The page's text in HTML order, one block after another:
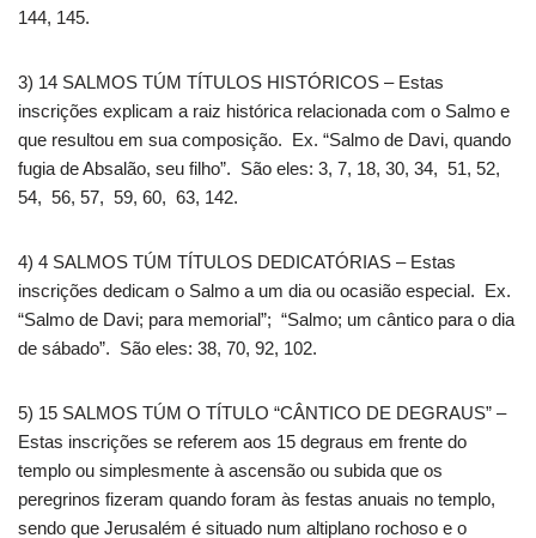
144, 145.
3) 14 SALMOS TÚM TÍTULOS HISTÓRICOS – Estas
inscrições explicam a raiz histórica relacionada com o Salmo e
que resultou em sua composição. Ex. “Salmo de Davi, quando
fugia de Absalão, seu filho”. São eles: 3, 7, 18, 30, 34, 51, 52,
54, 56, 57, 59, 60, 63, 142.
4) 4 SALMOS TÚM TÍTULOS DEDICATÓRIAS – Estas
inscrições dedicam o Salmo a um dia ou ocasião especial. Ex.
“Salmo de Davi; para memorial”; “Salmo; um cântico para o dia
de sábado”. São eles: 38, 70, 92, 102.
5) 15 SALMOS TÚM O TÍTULO “CÂNTICO DE DEGRAUS” –
Estas inscrições se referem aos 15 degraus em frente do
templo ou simplesmente à ascensão ou subida que os
peregrinos fizeram quando foram às festas anuais no templo,
sendo que Jerusalém é situado num altiplano rochoso e o